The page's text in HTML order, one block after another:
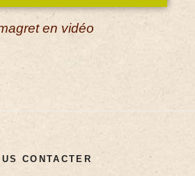
en vidéo
CONTACTER